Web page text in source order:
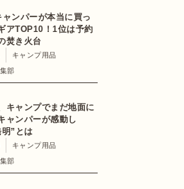
ャンパーが本当に買っ
アTOP10！1位は予約
焚き火台
キャンプ用品
部
キャンプでまだ地面に
ャンパーが感動し
”とは
キャンプ用品
部